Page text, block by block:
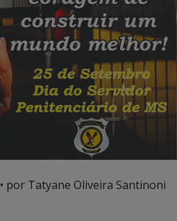
• por Tatyane Oliveira Santinoni